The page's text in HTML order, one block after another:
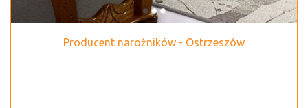
Producent narożników - Ostrzeszów